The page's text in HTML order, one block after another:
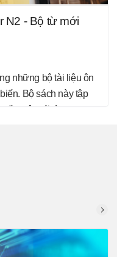
N2 - Bộ từ mới
những bộ tài liệu ôn
Bộ sách này tập
một gói từ vựng